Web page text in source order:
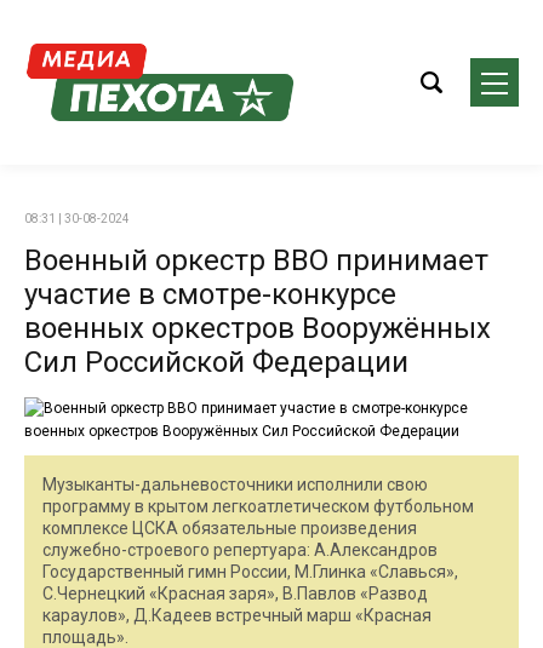
08:31 | 30-08-2024
Военный оркестр ВВО принимает
участие в смотре-конкурсе
военных оркестров Вооружённых
Сил Российской Федерации
Музыканты-дальневосточники исполнили свою
программу в крытом легкоатлетическом футбольном
комплексе ЦСКА обязательные произведения
служебно-строевого репертуара: А.Александров
Государственный гимн России, М.Глинка «Славься»,
С.Чернецкий «Красная заря», В.Павлов «Развод
караулов», Д.Кадеев встречный марш «Красная
площадь».